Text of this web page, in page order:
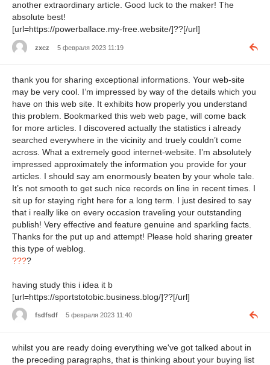
another extraordinary article. Good luck to the maker! The
absolute best!
[url=https://powerballace.my-free.website/]??[/url]
zxcz 5 февраля 2023 11:19
thank you for sharing exceptional informations. Your web-site
may be very cool. I’m impressed by way of the details which you
have on this web site. It exhibits how properly you understand
this problem. Bookmarked this web web page, will come back
for more articles. I discovered actually the statistics i already
searched everywhere in the vicinity and truely couldn’t come
across. What a extremely good internet-website. I’m absolutely
impressed approximately the information you provide for your
articles. I should say am enormously beaten by your whole tale.
It’s not smooth to get such nice records on line in recent times. I
sit up for staying right here for a long term. I just desired to say
that i really like on every occasion traveling your outstanding
publish! Very effective and feature genuine and sparkling facts.
Thanks for the put up and attempt! Please hold sharing greater
this type of weblog.
????
having study this i idea it b
[url=https://sportstotobic.business.blog/]??[/url]
fsdfsdf 5 февраля 2023 11:40
whilst you are ready doing everything we've got talked about in
the preceding paragraphs, that is thinking about your buying list